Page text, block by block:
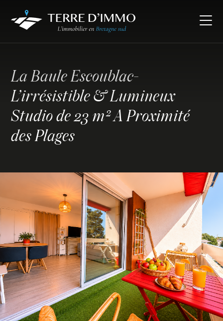
La Baule Escoublac-
L’irrésistible & Lumineux
Studio de 23 m² A Proximité
des Plages